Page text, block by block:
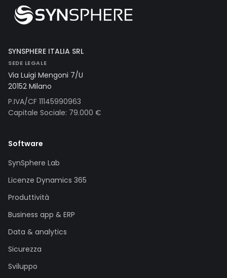
SYNSPHERE ITALIA SRL
SEDE LEGALE
Via Luigi Mengoni 7/U
20152 Milano
P.IVA/CF 11145990963
Capitale Sociale: 79.000 €
Software
SynSphere Lab
Licenze Dynamics 365
Produttività
Business app & ERP
Data & analytics
Sicurezza
Sviluppo